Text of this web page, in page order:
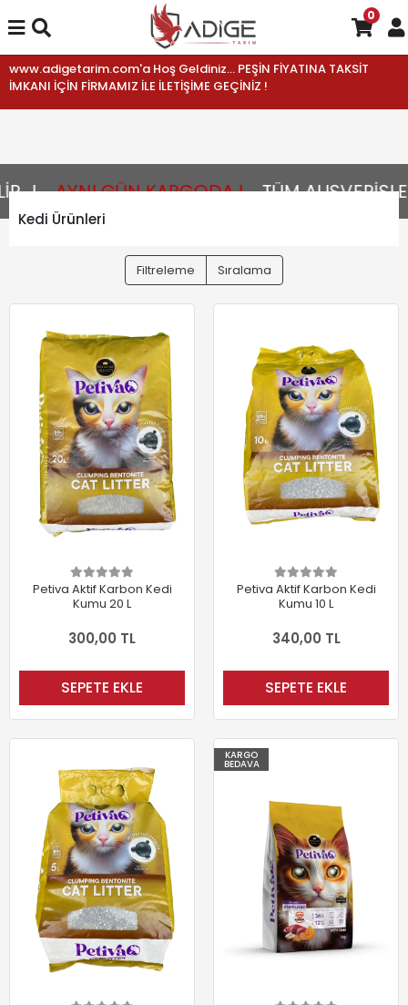
www.adigetarim.com'a Hoş Geldiniz... PEŞİN FİYATINA TAKSİT
İMKANI İÇİN FİRMAMIZ İLE İLETİŞİME GEÇİNİZ !
AYNI GÜN KARGODA ! TÜM
0
Kedi Ürünleri
Filtreleme Sıralama
Petiva Aktif Karbon Kedi
Kumu 20 L
300,00 TL
SEPETE EKLE
Petiva Aktif Karbon Kedi
Kumu 10 L
340,00 TL
SEPETE EKLE
KARGO
BEDAVA